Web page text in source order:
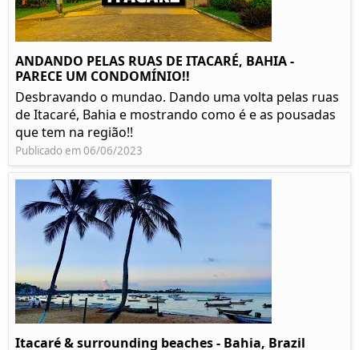
ANDANDO PELAS RUAS DE ITACARÉ, BAHIA -
PARECE UM CONDOMÍNIO!!
Desbravando o mundao. Dando uma volta pelas ruas
de Itacaré, Bahia e mostrando como é e as pousadas
que tem na região!!
Publicado em 06/06/2023
Itacaré & surrounding beaches - Bahia, Brazil